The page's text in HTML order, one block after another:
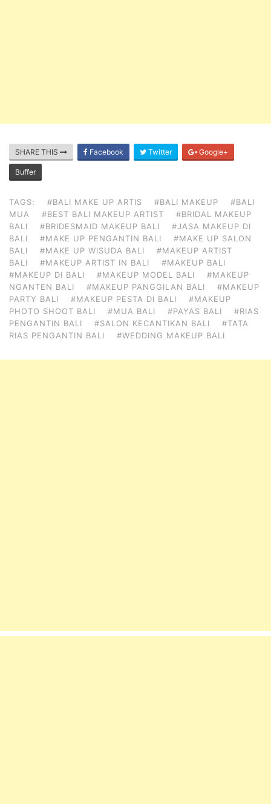
SHARE THIS Facebook Twitter Google+
Buffer
TAGS: #BALI MAKE UP ARTIS #BALI MAKEUP
#BALI
MUA
#BEST BALI MAKEUP ARTIST
#BRIDAL MAKEUP
BALI
#BRIDESMAID MAKEUP BALI
#JASA MAKEUP DI
BALI
#MAKE UP PENGANTIN BALI
#MAKE UP SALON
BALI
#MAKE UP WISUDA BALI
#MAKEUP ARTIST
BALI
#MAKEUP ARTIST IN BALI
#MAKEUP BALI
#MAKEUP DI BALI
#MAKEUP MODEL BALI
#MAKEUP
NGANTEN BALI
#MAKEUP PANGGILAN BALI
#MAKEUP
PARTY BALI
#MAKEUP PESTA DI BALI
#MAKEUP
PHOTO SHOOT BALI
#MUA BALI #PAYAS BALI
#RIAS
PENGANTIN BALI
#SALON KECANTIKAN BALI
#TATA
RIAS PENGANTIN BALI
#WEDDING MAKEUP BALI